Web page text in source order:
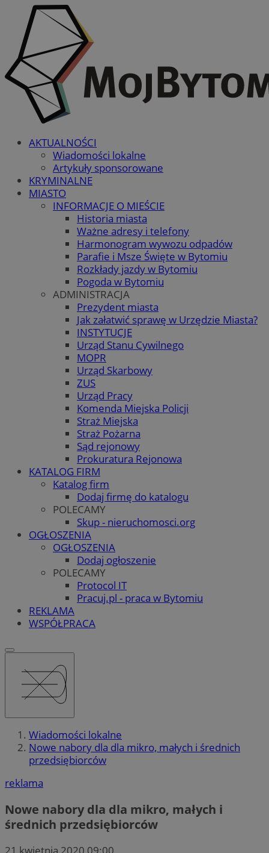
AKTUALNOŚCI
Wiadomości lokalne
Artykuły sponsorowane
KRYMINALNE
MIASTO
INFORMACJE O MIEŚCIE
Historia miasta
Ważne adresy i telefony
Harmonogram wywozu odpadów
Parafie i Msze Święte w Bytomiu
Rozkłady jazdy w Bytomiu
Pogoda w Bytomiu
ADMINISTRACJA
Prezydent miasta
Jak załatwić sprawę w Urzędzie Miasta?
INSTYTUCJE
Urząd Stanu Cywilnego
MOPR
Urząd Skarbowy
ZUS
Urząd Pracy
Komenda Miejska Policji
Straż Miejska
Straż Pożarna
Sąd rejonowy
Prokuratura Rejonowa
KATALOG FIRM
Katalog firm
Dodaj firmę do katalogu
POLECAMY
Skup - nieruchomosci.org
OGŁOSZENIA
OGŁOSZENIA
Dodaj ogłoszenie
POLECAMY
Protocol IT
Pracuj.pl - praca w Bytomiu
REKLAMA
WSPÓŁPRACA
Wiadomości lokalne
Nowe nabory dla dla mikro, małych i średnich
przedsiębiorców
reklama
Nowe nabory dla dla mikro, małych i
średnich przedsiębiorców
21 kwietnia 2020 09:00